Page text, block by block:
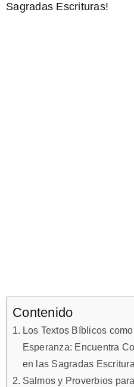
Sagradas Escrituras!
Contenido
Los Textos Bíblicos
Esperanza: Encuentra
en las Sagradas
Salmos y Proverbios